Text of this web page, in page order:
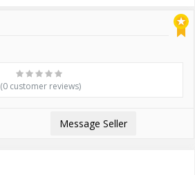
(0 customer reviews)
Message Seller